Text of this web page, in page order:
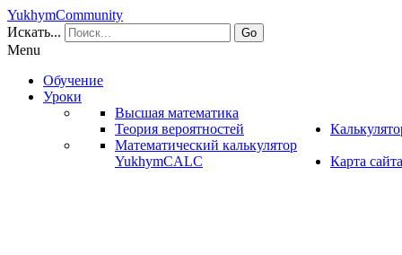
YukhymCommunity
Искать...
Go
Menu
Обучение
Уроки
Высшая математика
Теория вероятностей
Математический калькулятор
YukhymCALC
Карта сайта